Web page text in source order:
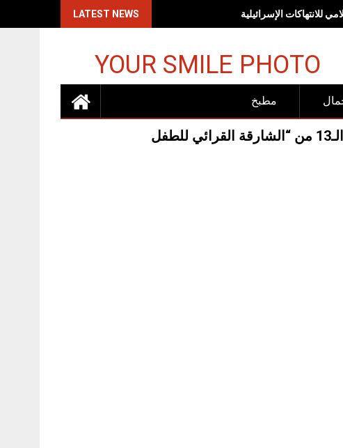
LATEST NEWS للانتهاكات الإسرائيلية
YOUR SMILE PHOTO
مطبخ